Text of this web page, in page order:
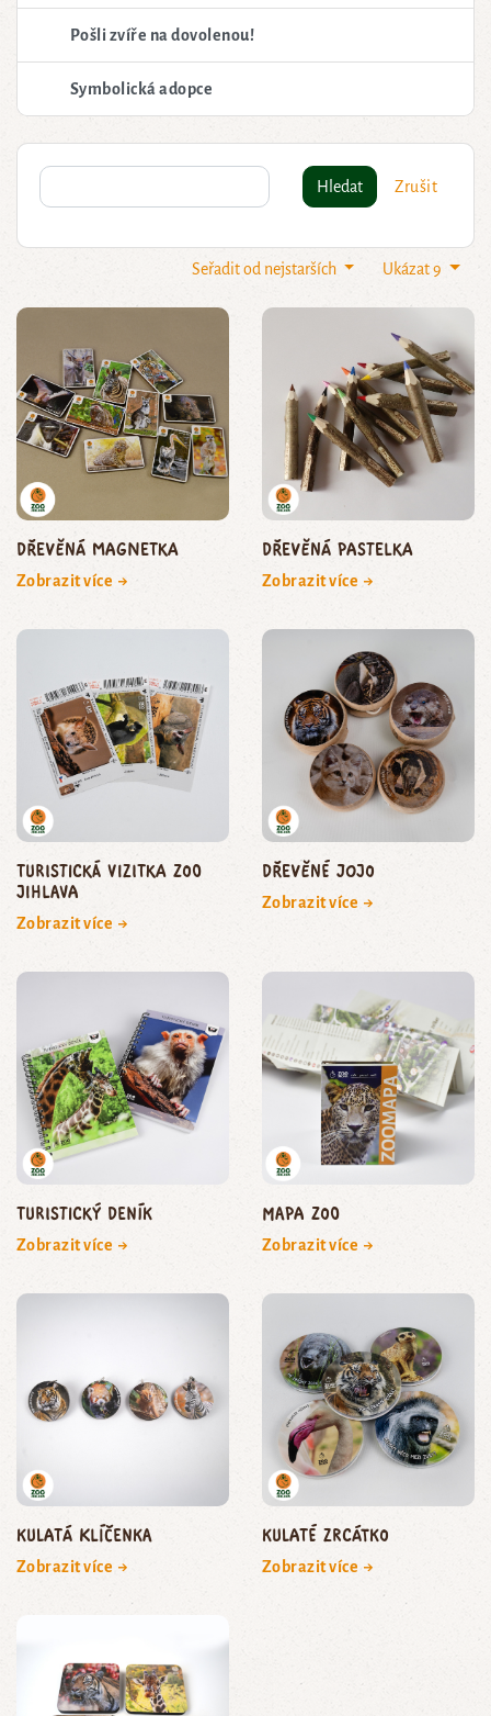
Pošli zvíře na dovolenou!
Symbolická adopce
Hledat Zrušit
Ukázat 9
Seřadit od nejstarších
Dřevěná magnetka
Zobrazit více →
Dřevěná pastelka
Zobrazit více →
Turistická vizitka Zoo
Jihlava
Zobrazit více →
Dřevěné jojo
Zobrazit více →
Turistický deník
Zobrazit více →
Mapa zoo
Zobrazit více →
Kulatá klíčenka
Zobrazit více →
Kulaté zrcátko
Zobrazit více →